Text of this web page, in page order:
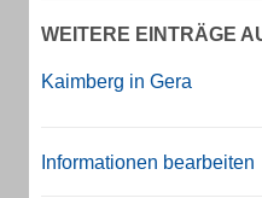
WEITERE EINTRÄGE
Kaimberg in Gera
Informationen bearbeiten